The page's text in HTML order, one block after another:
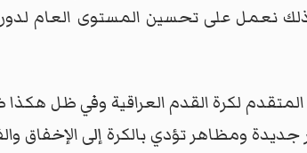
ذلك نعمل على تحسين المستوى العام
لكرة القدم العراقية وفي ظل
ومظاهر تؤدي بالكرة إلى الإخفاق